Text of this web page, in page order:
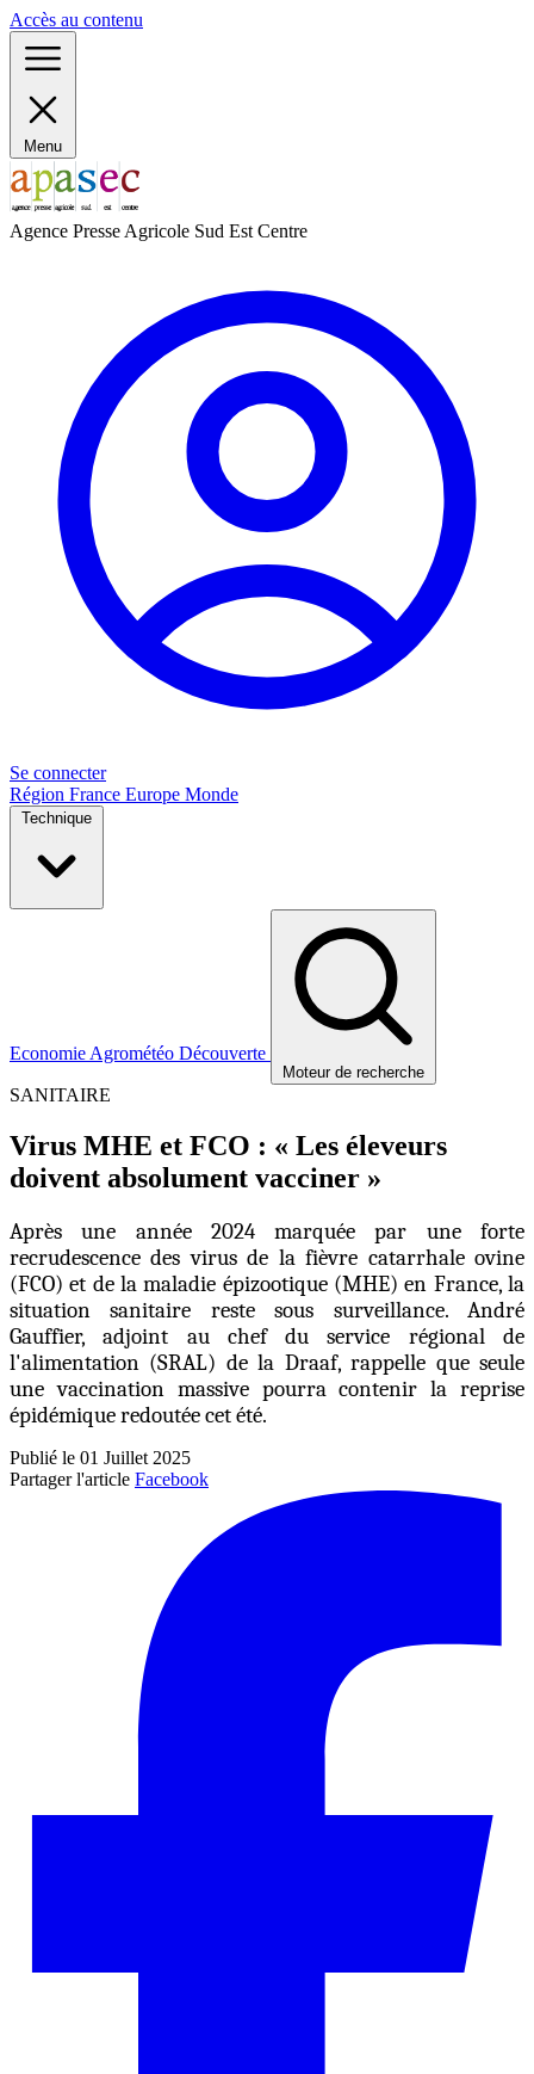
Accès au contenu
Menu
Agence Presse Agricole Sud Est Centre
Se connecter
Région France Europe Monde
Technique
Economie Agrométéo Découverte
Moteur de recherche
SANITAIRE
Virus MHE et FCO : « Les éleveurs
doivent absolument vacciner »
Après une année 2024 marquée par une forte
recrudescence des virus de la fièvre catarrhale ovine
(FCO) et de la maladie épizootique (MHE) en France, la
situation sanitaire reste sous surveillance. André
Gauffier, adjoint au chef du service régional de
l'alimentation (SRAL) de la Draaf, rappelle que seule
une vaccination massive pourra contenir la reprise
épidémique redoutée cet été.
Publié le 01 Juillet 2025
Partager l'article Facebook
Panneau de gestion des cookies